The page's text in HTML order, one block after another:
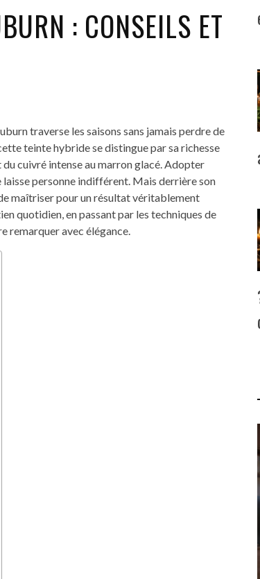
: CONSEILS ET
traverse les saisons sans jamais perdre de
teinte hybride se distingue par sa richesse
cuivré intense au marron glacé. Adopter
personne indifférent. Mais derrière son
maîtriser pour un résultat véritablement
quotidien, en passant par les techniques de
remarquer avec élégance.